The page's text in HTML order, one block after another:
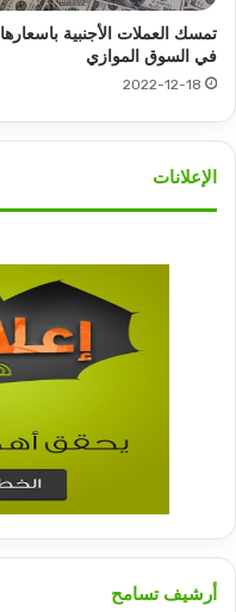
تمسك العملات الأجنبية باسعارها
في السوق الموازي
2022-12-18
الإعلانات
أرشيف تسامح